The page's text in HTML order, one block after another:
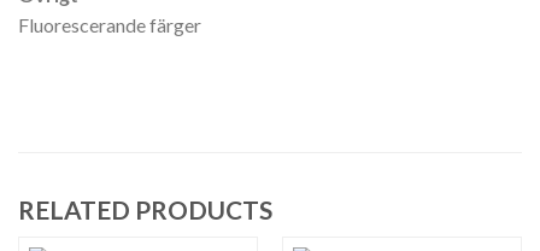
Fluorescerande färger
RELATED PRODUCTS